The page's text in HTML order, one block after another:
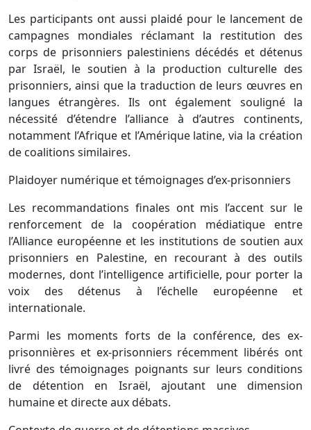
Les participants ont aussi plaidé pour le lancement de
campagnes mondiales réclamant la restitution des
corps de prisonniers palestiniens décédés et détenus
par Israël, le soutien à la production culturelle des
prisonniers, ainsi que la traduction de leurs œuvres en
langues étrangères. Ils ont également souligné la
nécessité d’étendre l’alliance à d’autres continents,
notamment l’Afrique et l’Amérique latine, via la création
de coalitions similaires.
Plaidoyer numérique et témoignages d’ex-prisonniers
Les recommandations finales ont mis l’accent sur le
renforcement de la coopération médiatique entre
l’Alliance européenne et les institutions de soutien aux
prisonniers en Palestine, en recourant à des outils
modernes, dont l’intelligence artificielle, pour porter la
voix des détenus à l’échelle européenne et
internationale.
Parmi les moments forts de la conférence, des ex-
prisonnières et ex-prisonniers récemment libérés ont
livré des témoignages poignants sur leurs conditions
de détention en Israël, ajoutant une dimension
humaine et directe aux débats.